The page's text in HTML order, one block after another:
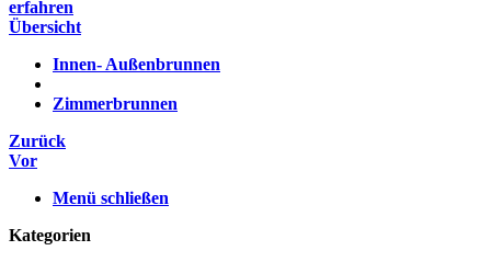
erfahren
Übersicht
Innen- Außenbrunnen
Zimmerbrunnen
Zurück
Vor
Menü schließen
Kategorien